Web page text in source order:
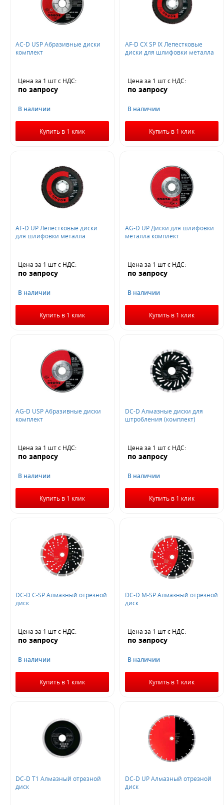
AC-D USP Абразивные диски
комплект
Цена за 1 штс НДС:
по запросу
В наличии
Купить в 1 клик
AF-D CX SP IX Лепестковые
диски для шлифовки металла
Цена за 1 штс НДС:
по запросу
В наличии
Купить в 1 клик
AF-D UP Лепестковые диски
для шлифовки металла
Цена за 1 штс НДС:
по запросу
В наличии
Купить в 1 клик
AG-D UP Диски для шлифовки
металла комплект
Цена за 1 штс НДС:
по запросу
В наличии
Купить в 1 клик
AG-D USP Абразивные диски
комплект
Цена за 1 штс НДС:
по запросу
В наличии
Купить в 1 клик
DC-D Алмазные диски для
штробления (комплект)
Цена за 1 штс НДС:
по запросу
В наличии
Купить в 1 клик
DC-D C-SP Алмазный отрезной
диск
Цена за 1 штс НДС:
по запросу
В наличии
Купить в 1 клик
DC-D M-SP Алмазный отрезной
диск
Цена за 1 штс НДС:
по запросу
В наличии
Купить в 1 клик
DC-D T1 Алмазный отрезной
диск
DC-D UP Алмазный отрезной
диск